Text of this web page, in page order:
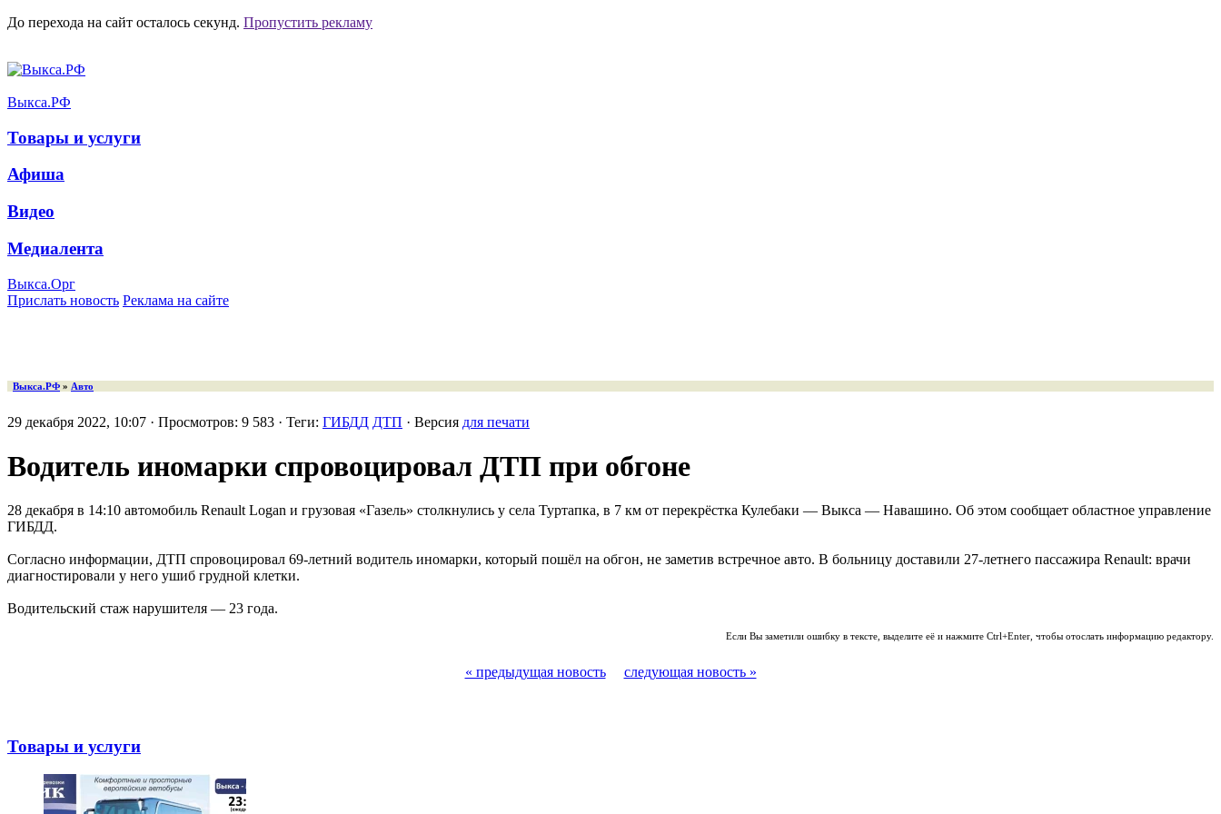
До перехода на сайт осталось секунд. Пропустить рекламу
Выкса.РФ
Товары и услуги
Афиша
Видео
Медиалента
Выкса.Орг
Прислать новость Реклама на сайте
Выкса.РФ » Авто
29 декабря 2022, 10:07 · Просмотров: 9 583 · Теги: ГИБДД ДТП · Версия для печати
Водитель иномарки спровоцировал ДТП при обгоне
28 декабря в 14:10 автомобиль Renault Logan и грузовая «Газель» столкнулись у села Туртапка, в 7 км от перекрёстка Кулебаки — Выкса — Навашино. Об этом сообщает областное управление
ГИБДД.
Согласно информации, ДТП спровоцировал 69-летний водитель иномарки, который пошёл на обгон, не заметив встречное авто. В больницу доставили 27-летнего пассажира Renault: врачи
диагностировали у него ушиб грудной клетки.
Водительский стаж нарушителя — 23 года.
Если Вы заметили ошибку в тексте, выделите её и нажмите Ctrl+Enter, чтобы отослать информацию редактору.
« предыдущая новость следующая новость »
Товары и услуги